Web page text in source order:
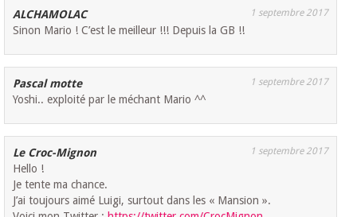
ALCHAMOLAC 1 septembre 2017
Sinon Mario ! C’est le meilleur !!! Depuis la GB !!
Pascal motte 1 septembre 2017
Yoshi.. exploité par le méchant Mario ^^
Le Croc-Mignon 1 septembre 2017
Hello !
Je tente ma chance.
J’ai toujours aimé Luigi, surtout dans les « Mansion ».